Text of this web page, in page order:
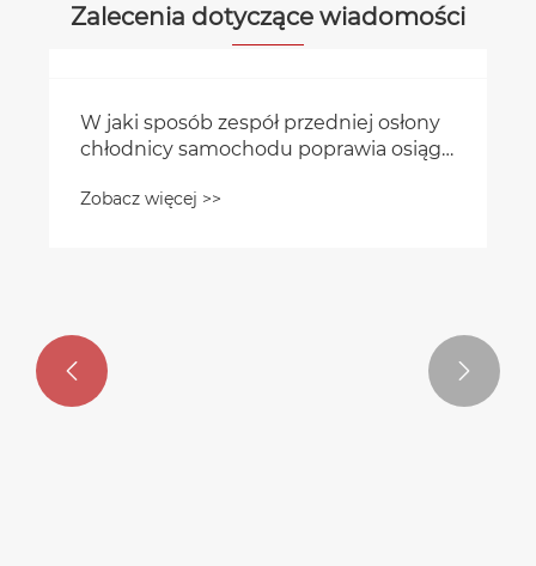
Zalecenia dotyczące wiadomości
 